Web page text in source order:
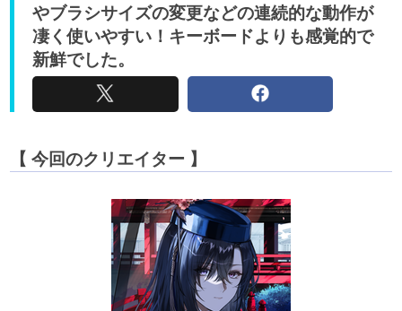
アンバサダー募集
やブラシサイズの変更などの連続的な動作が
凄く使いやすい！キーボードよりも感覚的で
新鮮でした。
【 今回のクリエイター 】